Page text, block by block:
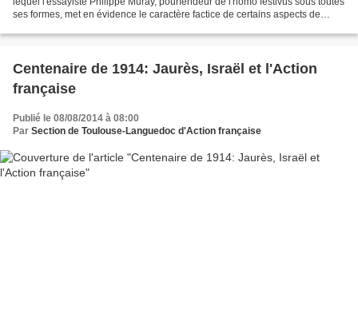
ses formes, met en évidence le caractère factice de certains aspects de
Centenaire de 1914: Jaurès, Israël et l'Action
française
Publié le 08/08/2014 à 08:00
Par Section de Toulouse-Languedoc d'Action française